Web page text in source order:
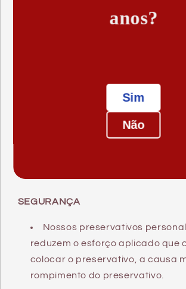
Com uma espessura de
SEGURANÇA
Nossos preservativos
reduzem o esforço aplicado que
colocar o preservativo, a causa
rompimento do preservativo.
anos?
Sim
Não